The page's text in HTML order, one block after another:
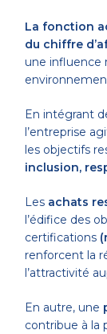
La fonction
du chiffre
une influence
En intégrant
l’entreprise
les objectifs
inclusion,
Les achats
l’édifice des
certifications
renforcent la
l’attractivité
En autre, une
contribue à la